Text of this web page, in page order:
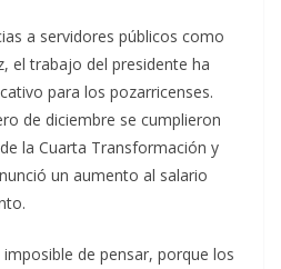
a servidores públicos como
el trabajo del presidente ha
para los pozarricenses.
de diciembre se cumplieron
la Cuarta Transformación y
un aumento al salario
de pensar, porque los